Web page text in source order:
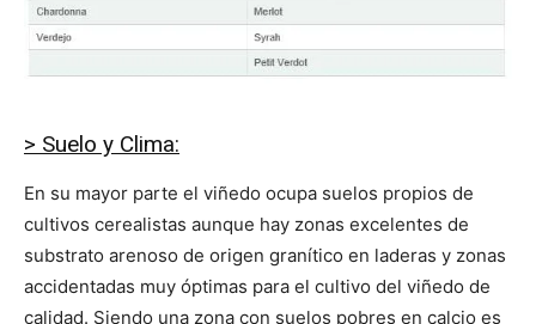
> Suelo y Clima:
En su mayor parte el viñedo ocupa suelos propios de
cultivos cerealistas aunque hay zonas excelentes de
substrato arenoso de origen granítico en laderas y zonas
accidentadas muy óptimas para el cultivo del viñedo de
calidad. Siendo una zona con suelos pobres en calcio es